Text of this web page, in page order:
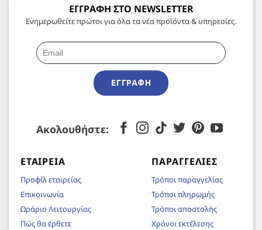
ΕΓΓΡΑΦΗ ΣΤΟ NEWSLETTER
Ενημερωθείτε πρώτοι για όλα τα νέα προϊόντα & υπηρεσίες.
ΕΓΓΡΑΦΉ
Ακολουθήστε:
ΕΤΑΙΡΕΊΑ
Προφίλ εταιρείας
Επικοινωνία
Ωράριο Λειτουργίας
Πώς θα έρθετε
ΠΑΡΑΓΓΕΛΊΕΣ
Τρόποι παραγγελίας
Τρόποι πληρωμής
Τρόποι αποστολής
Χρόνοι εκτέλεσης